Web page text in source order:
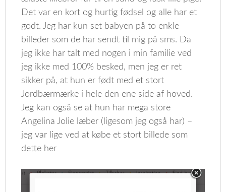
Det var en kort og hurtig fødsel og alle har et
godt. Jeg har kun set babyen på to enkle
billeder som de har sendt til mig på sms. Da
jeg ikke har talt med nogen i min familie ved
jeg ikke med 100% besked, men jeg er ret
sikker på, at hun er født med et stort
Jordbærmærke i hele den ene side af hoved.
Jeg kan også se at hun har mega store
Angelina Jolie læber (ligesom jeg også har) –
jeg var lige ved at købe et stort billede som
dette her